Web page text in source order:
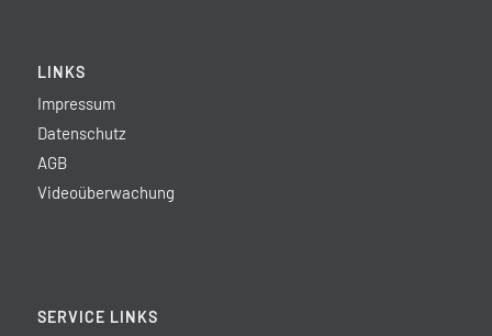
LINKS
Impressum
Datenschutz
AGB
Videoüberwachung
SERVICE LINKS